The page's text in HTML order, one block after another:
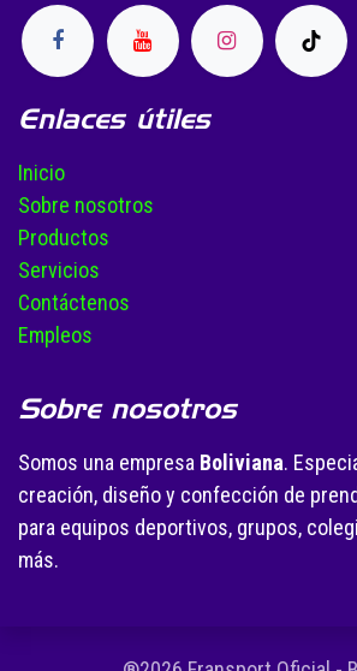
Enlaces útiles
Inicio
Sobre nosotros
Productos
Servicios
Contáctenos
Empleos
Sobre nosotros
Somos una empresa Boliviana.
creación, diseño y confección de
para equipos deportivos, grupos,
más.